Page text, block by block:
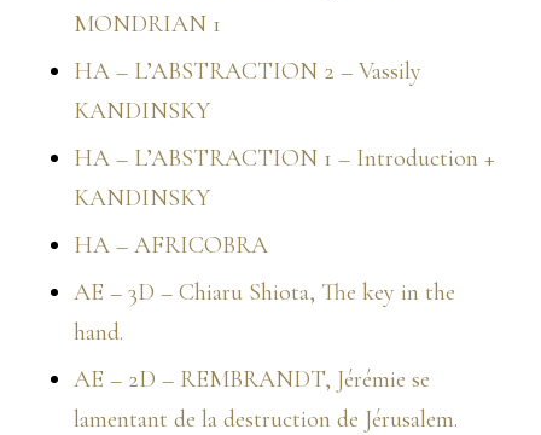
MONDRIAN 1
HA – L’ABSTRACTION 2 – Vassily
KANDINSKY
HA – L’ABSTRACTION 1 – Introduction +
KANDINSKY
HA – AFRICOBRA
AE – 3D – Chiaru Shiota, The key in the
hand.
AE – 2D – REMBRANDT, Jérémie se
lamentant de la destruction de Jérusalem.